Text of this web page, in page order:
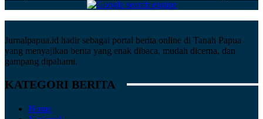
Jurnalpapua.id hadir sebagai portal berita online di Tanah Papua
yang menyajikan berita yang enak dibaca, mudah dicerna, dan
gampang dipahami.
KATEGORI BERITA
Home